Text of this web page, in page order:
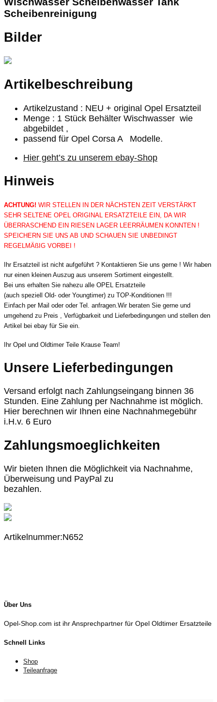
Scheibenreinigung
Bilder
Artikelbeschreibung
Artikelzustand : NEU + original Opel Ersatzteil
Menge : 1 Stück Behälter Wischwasser wie
abgebildet ,
passend für Opel Corsa A Modelle.
Hier geht’s zu unserem ebay-Shop
Hinweis
ACHTUNG! WIR STELLEN IN DER NÄCHSTEN ZEIT VERSTÄRKT
SEHR SELTENE OPEL ORIGINAL ERSATZTEILE EIN, DA WIR
ÜBERRASCHEND EIN RIESEN LAGER LEERRÄUMEN KONNTEN !
SPEICHERN SIE UNS AB UND SCHAUEN SIE UNBEDINGT
REGELMÄßIG VORBEI !
Ihr Ersatzteil ist nicht aufgeführt ? Kontaktieren Sie uns gerne ! Wir haben
nur einen kleinen Auszug aus unserem Sortiment eingestellt.
Bei uns erhalten Sie nahezu alle OPEL Ersatzteile
(auch speziell Old- oder Youngtimer) zu TOP-Konditionen !!!
Einfach per Mail oder oder Tel. anfragen.Wir beraten Sie gerne und
umgehend zu Preis , Verfügbarkeit und Lieferbedingungen und stellen den
Artikel bei ebay für Sie ein.
Ihr Opel und Oldtimer Teile Krause Team!
Unsere Lieferbedingungen
Versand erfolgt nach Zahlungseingang binnen 36
Stunden. Eine Zahlung per Nachnahme ist möglich.
Hier berechnen wir Ihnen eine Nachnahmegebühr
i.H.v. 6 Euro
Zahlungsmoeglichkeiten
Wir bieten Ihnen die Möglichkeit via Nachnahme,
Überweisung und PayPal zu
bezahlen.
Artikelnummer:N652
Über Uns
Opel-Shop.com ist ihr Ansprechpartner für Opel Oldtimer Ersatzteile
Schnell Links
Shop
Teileanfrage